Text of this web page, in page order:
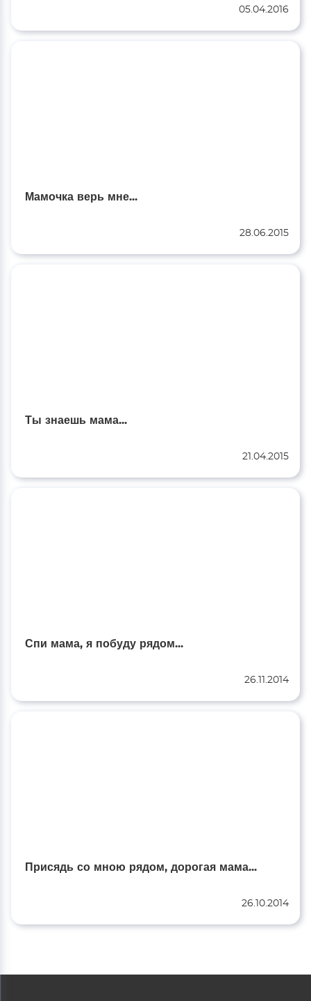
05.04.2016
Мамочка верь мне...
28.06.2015
Ты знаешь мама...
21.04.2015
Спи мама, я побуду рядом...
26.11.2014
Присядь со мною рядом, дорогая мама...
26.10.2014